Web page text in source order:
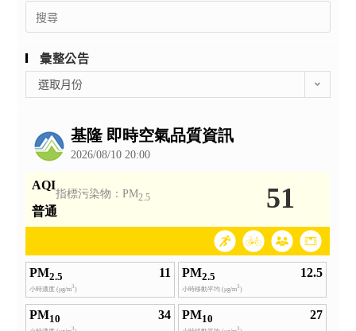
Search
for:
彙整公告
整
選取月份